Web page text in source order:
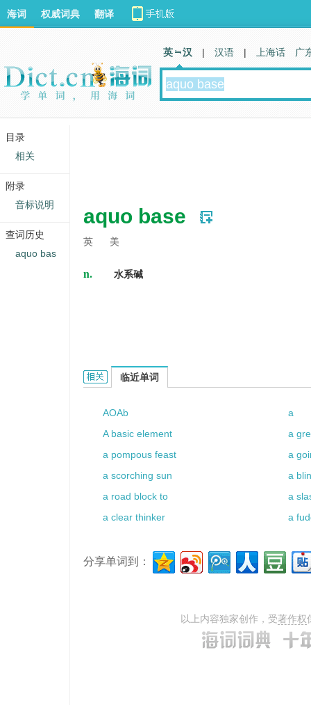
aquo base
英 美
n. 水系碱
aquo base的相关资料：
临近单词
AOAb
a
A basic element
a
a pompous feast
a
a scorching sun
a
a road block to
a
a clear thinker
a
分享单词到：
以上内容独家创作，受著作权
海词 权威词典 翻译
英 汉 | 汉语 | 上海话 广
目录
相关
附录
音标说明
查词历史
aquo bas